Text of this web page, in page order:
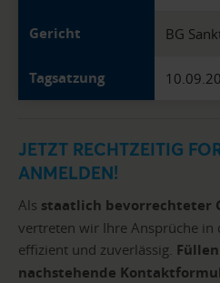
Gericht BG
Tagsatzung
JETZT RECHTZEITIG
ANMELDEN!
Als staatlich bevorrechteter
vertreten wir Ihre Ansprüche in
effizient und zuverlässig.
nachstehende